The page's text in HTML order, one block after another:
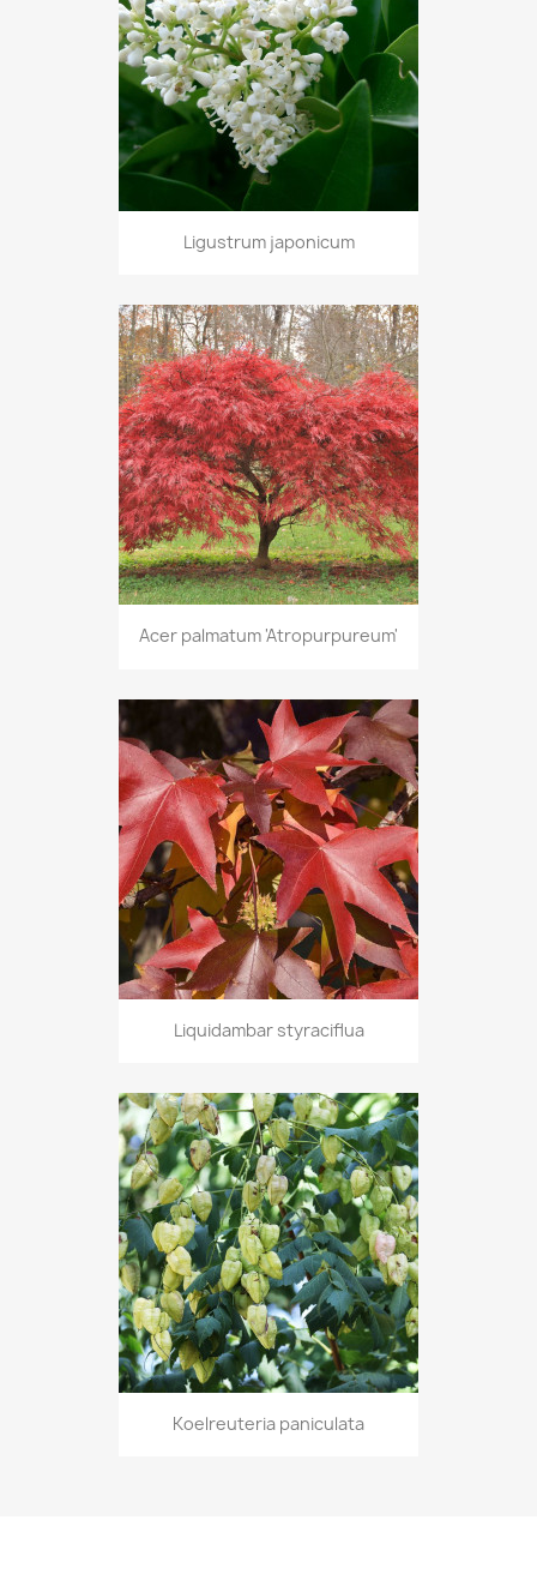
Ligustrum japonicum
Acer palmatum 'Atropurpureum'
Liquidambar styraciflua
Koelreuteria paniculata